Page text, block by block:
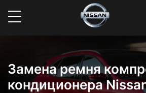
Замена ремня
кондиционера